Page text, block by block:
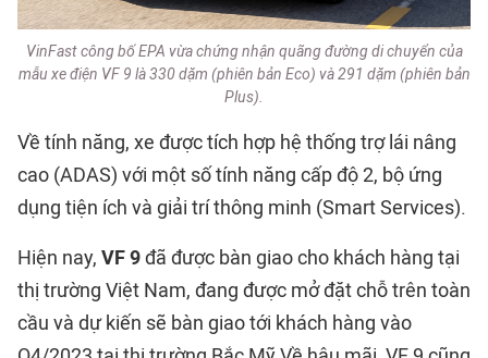
VinFast công bố EPA vừa chứng nhận quãng đường di chuyển của
mẫu xe điện VF 9 là 330 dặm (phiên bản Eco) và 291 dặm (phiên bản
Plus).
Về tính năng, xe được tích hợp hệ thống trợ lái nâng
cao (ADAS) với một số tính năng cấp độ 2, bộ ứng
dụng tiện ích và giải trí thông minh (Smart Services).
Hiện nay, VF 9đã được bàn giao cho khách hàng tại
thị trường Việt Nam, đang được mở đặt chỗ trên toàn
cầu và dự kiến sẽ bàn giao tới khách hàng vào